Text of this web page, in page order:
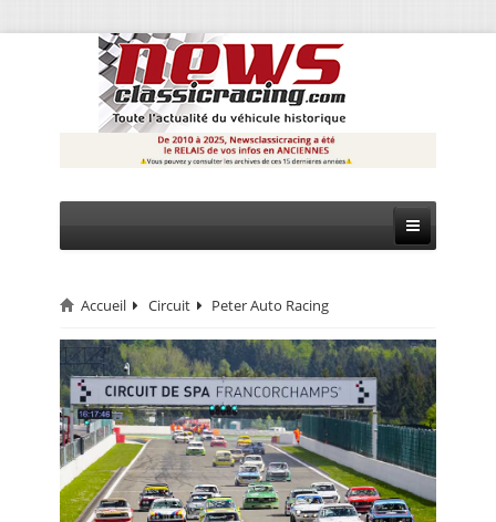
CIRCUIT
RALLYE
MONTAGNE
EVÈNEMENTS
CALENDRIER
Accueil Circuit Peter Auto Racing